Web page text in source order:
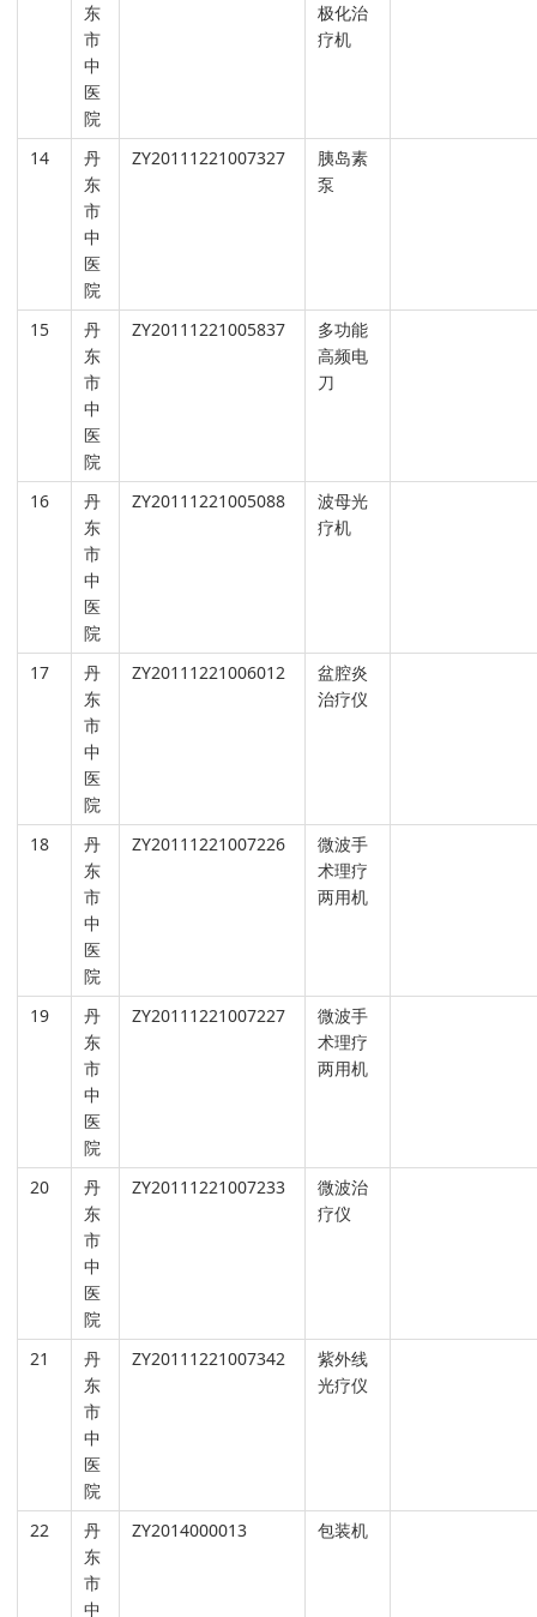
东
市
中
医
院
极化治
疗机
14
丹
东
市
中
医
院
ZY20111221007327
胰岛素
泵
15
丹
东
市
中
医
院
ZY20111221005837
多功能
高频电
刀
16
丹
东
市
中
医
院
ZY20111221005088
波母光
疗机
17
丹
东
市
中
医
院
ZY20111221006012
盆腔炎
治疗仪
18
丹
东
市
中
医
院
ZY20111221007226
微波手
术理疗
两用机
19
丹
东
市
中
医
院
ZY20111221007227
微波手
术理疗
两用机
20
丹
东
市
中
医
院
ZY20111221007233
微波治
疗仪
21
丹
东
市
中
医
院
ZY20111221007342
紫外线
光疗仪
22
丹
东
市
中
ZY2014000013 包装机